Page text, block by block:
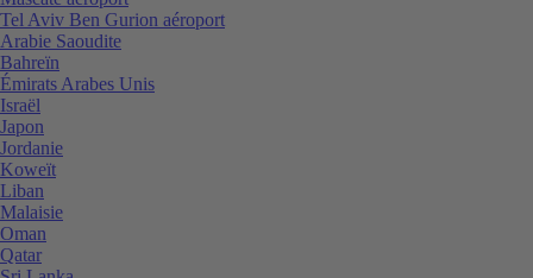
Tel Aviv Ben Gurion aéroport
Arabie Saoudite
Bahreïn
Émirats Arabes Unis
Israël
Japon
Jordanie
Koweït
Liban
Malaisie
Oman
Qatar